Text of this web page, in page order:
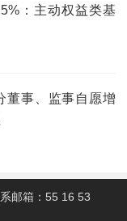
：主动权益类基
董事、监事自愿增
邮箱：55 16 53